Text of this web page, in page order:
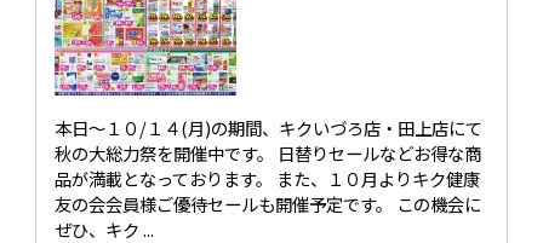
本日～１０/１４(月)の期間、キクいづろ店・田上店にて
秋の大総力祭を開催中です。 日替りセールなどお得な商
品が満載となっております。 また、１０月よりキク健康
友の会会員様ご優待セールも開催予定です。 この機会に
ぜひ、キク ...